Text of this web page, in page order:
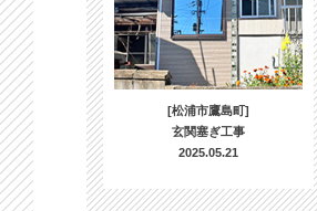
[松浦市鷹島町]
玄関塞ぎ工事
2025.05.21